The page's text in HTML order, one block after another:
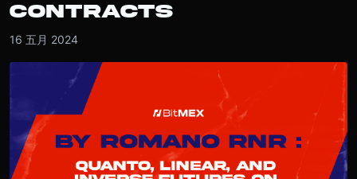
CONTRACTS
16 五月 2024